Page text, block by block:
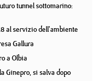
tunnel sottomarino:
al servizio dell'ambiente
Gallura
a Olbia
Ginepro, si salva dopo